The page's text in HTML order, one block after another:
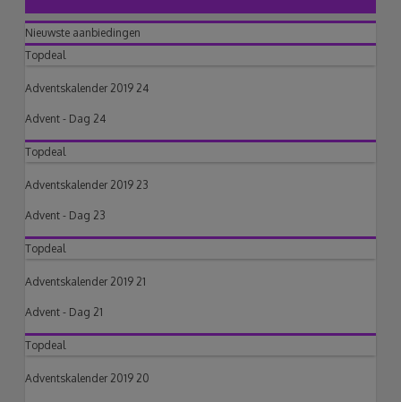
Nieuwste aanbiedingen
Topdeal
Adventskalender 2019 24
Advent - Dag 24
Topdeal
Adventskalender 2019 23
Advent - Dag 23
Topdeal
Adventskalender 2019 21
Advent - Dag 21
Topdeal
Adventskalender 2019 20